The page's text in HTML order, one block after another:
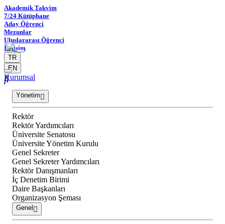
Akademik Takvim
7/24 Kütüphane
Aday Öğrenci
Mezunlar
Uluslararası Öğrenci
İletişim
TR
EN
Kurumsal
Yönetim
Rektör
Rektör Yardımcıları
Üniversite Senatosu
Üniversite Yönetim Kurulu
Genel Sekreter
Genel Sekreter Yardımcıları
Rektör Danışmanları
İç Denetim Birimi
Daire Başkanları
Organizasyon Şeması
Genel